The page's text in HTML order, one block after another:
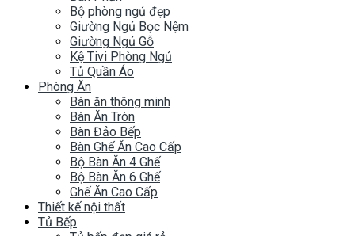
Bộ phòng ngủ đẹp
Giường Ngủ Bọc Nệm
Giường Ngủ Gỗ
Kệ Tivi Phòng Ngủ
Tủ Quần Áo
Phòng Ăn
Bàn ăn thông minh
Bàn Ăn Tròn
Bàn Đảo Bếp
Bàn Ghế Ăn Cao Cấp
Bộ Bàn Ăn 4 Ghế
Bộ Bàn Ăn 6 Ghế
Ghế Ăn Cao Cấp
Thiết kế nội thất
Tủ Bếp